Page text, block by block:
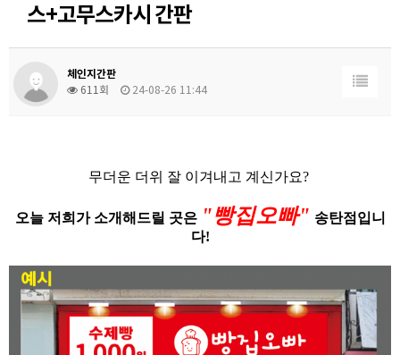
스+고무스카시 간판
체인지간판
611회
24-08-26 11:44
무더운 더위 잘 이겨내고 계신가요?
오늘 저희가 소개해드릴 곳은 "빵집오빠" 송탄점입니
다!